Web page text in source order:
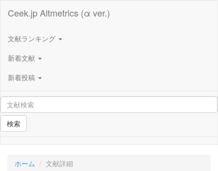
Ceek.jp Altmetrics (α ver.)
文献ランキング
新着文献
新着投稿
検索
ホーム 文献詳細